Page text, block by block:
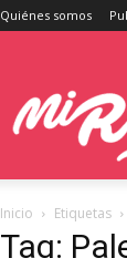
Quiénes somos
Inicio Etiquetas
Tag: